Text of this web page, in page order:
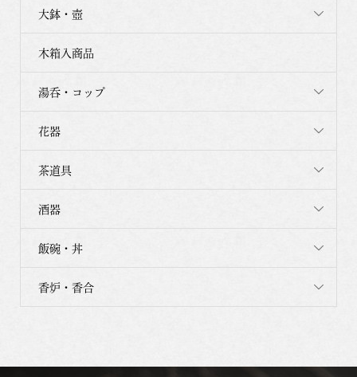
大鉢・壺
木箱入商品
湯呑・コップ
花器
茶道具
酒器
飯碗・丼
香炉・香合